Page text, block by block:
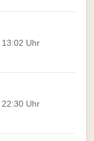
Uhr
Uhr